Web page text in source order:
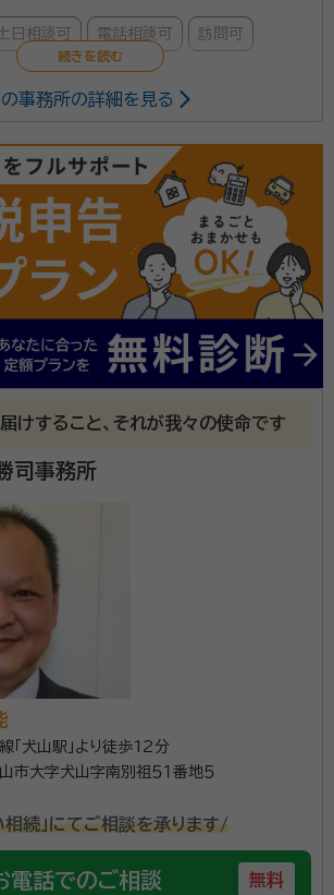
日相談可 電話相談可 訪問可
良かったと言うことがないよう、悔い
安心できるサービスをご提案します。
事務所にお任せ下さい。
の事務所の詳細を見る
けすること、それが我々の使命です
司事務所
「犬山駅」より徒歩12分
市大字犬山字南別祖５１番地５
相続」にてご相談を承ります/
電話でのご相談 無料